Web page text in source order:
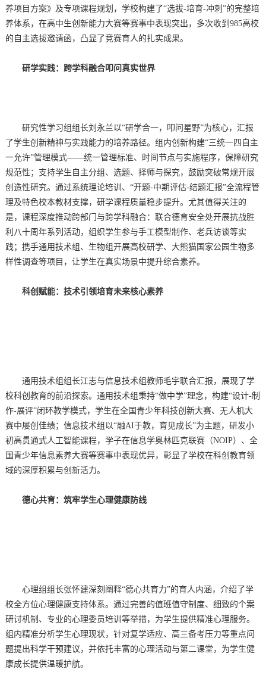
养项目方案》及专项课程规划，学校构建了“选拔-培育-冲刺”的完整培
养体系，在高中生创新能力大赛等赛事中表现突出，多次收到985高校
的自主选拔邀请函，凸显了竞赛育人的扎实成果。
研学实践：跨学科融合叩问真实世界
研究性学习组组长刘永兰以“研学合一，叩问星野”为核心，汇报
了学生创新精神与实践能力的培养路径。组内创新构建“三统一四自主
一允许”管理模式——统一管理标准、时间节点与实施程序，保障研究
规范性；支持学生自主分组、选题、择师与探究，鼓励突破常规开展
创造性研究。通过系统理论培训、“开题-中期评估-结题汇报”全流程管
理及特色校本教材支撑，研学课程质量稳步提升。尤其值得关注的
是，课程深度推动跨部门与跨学科融合：联合德育安全处开展抗战胜
利八十周年系列活动，组织学生参与手工模型制作、老兵访谈等实
践；携手通用技术组、生物组开展高校研学、大熊猫国家公园生物多
样性调查等项目，让学生在真实场景中提升综合素养。
科创赋能：技术引领培育未来核心素养
通用技术组组长江志与信息技术组教师毛宇联合汇报，展现了学
校科创教育的前沿探索。通用技术组秉持“做中学”理念，构建“设计-制
作-展评”闭环教学模式，学生在全国青少年科技创新大赛、无人机大
赛中屡创佳绩；信息技术组以“融AI于教，育见成长”为主题，研发小
初高贯通式人工智能课程，学子在信息学奥林匹克联赛（NOIP）、全
国青少年信息素养大赛等赛事中表现优异，彰显了学校在科创教育领
域的深厚积累与创新活力。
德心共育：筑牢学生心理健康防线
心理组组长张怀建深刻阐释“德心共育力”的育人内涵，介绍了学
校全方位心理健康支持体系。通过完善的值班值守制度、细致的个案
研讨机制、专业的心理委员培训等举措，为学生提供精准心理服务。
组内精准分析学生心理现状，针对复学适应、高三备考压力等重点问
题提出科学干预建议，并依托丰富的心理活动与第二课堂，为学生健
康成长提供温暖护航。